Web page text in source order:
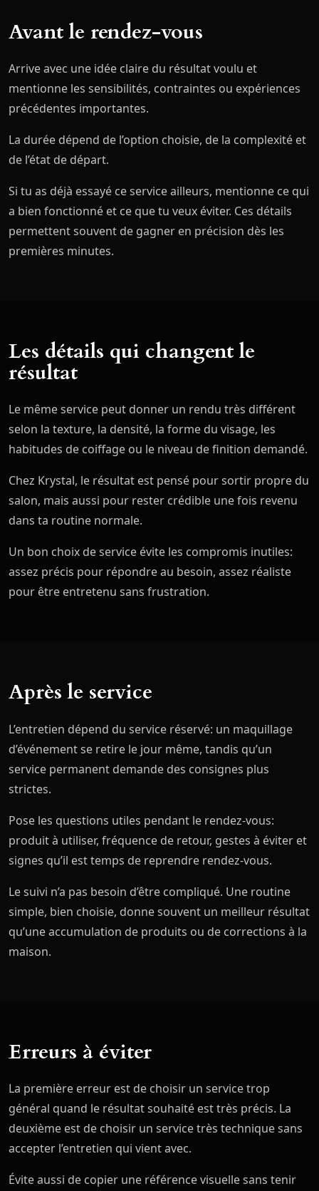
Avant le rendez-vous
Arrive avec une idée claire du résultat voulu et
mentionne les sensibilités, contraintes ou expériences
précédentes importantes.
La durée dépend de l’option choisie, de la complexité et
de l’état de départ.
Si tu as déjà essayé ce service ailleurs, mentionne ce qui
a bien fonctionné et ce que tu veux éviter. Ces détails
permettent souvent de gagner en précision dès les
premières minutes.
Les détails qui changent le
résultat
Le même service peut donner un rendu très différent
selon la texture, la densité, la forme du visage, les
habitudes de coiffage ou le niveau de finition demandé.
Chez Krystal, le résultat est pensé pour sortir propre du
salon, mais aussi pour rester crédible une fois revenu
dans ta routine normale.
Un bon choix de service évite les compromis inutiles:
assez précis pour répondre au besoin, assez réaliste
pour être entretenu sans frustration.
Après le service
L’entretien dépend du service réservé: un maquillage
d’événement se retire le jour même, tandis qu’un
service permanent demande des consignes plus
strictes.
Pose les questions utiles pendant le rendez-vous:
produit à utiliser, fréquence de retour, gestes à éviter et
signes qu’il est temps de reprendre rendez-vous.
Le suivi n’a pas besoin d’être compliqué. Une routine
simple, bien choisie, donne souvent un meilleur résultat
qu’une accumulation de produits ou de corrections à la
maison.
Erreurs à éviter
La première erreur est de choisir un service trop
général quand le résultat souhaité est très précis. La
deuxième est de choisir un service très technique sans
accepter l’entretien qui vient avec.
Évite aussi de copier une référence visuelle sans tenir